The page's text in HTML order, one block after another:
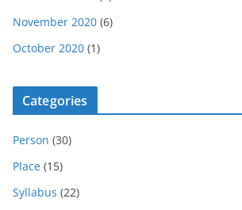
November 2020 (6)
October 2020 (1)
Categories
Person (30)
Place (15)
Syllabus (22)